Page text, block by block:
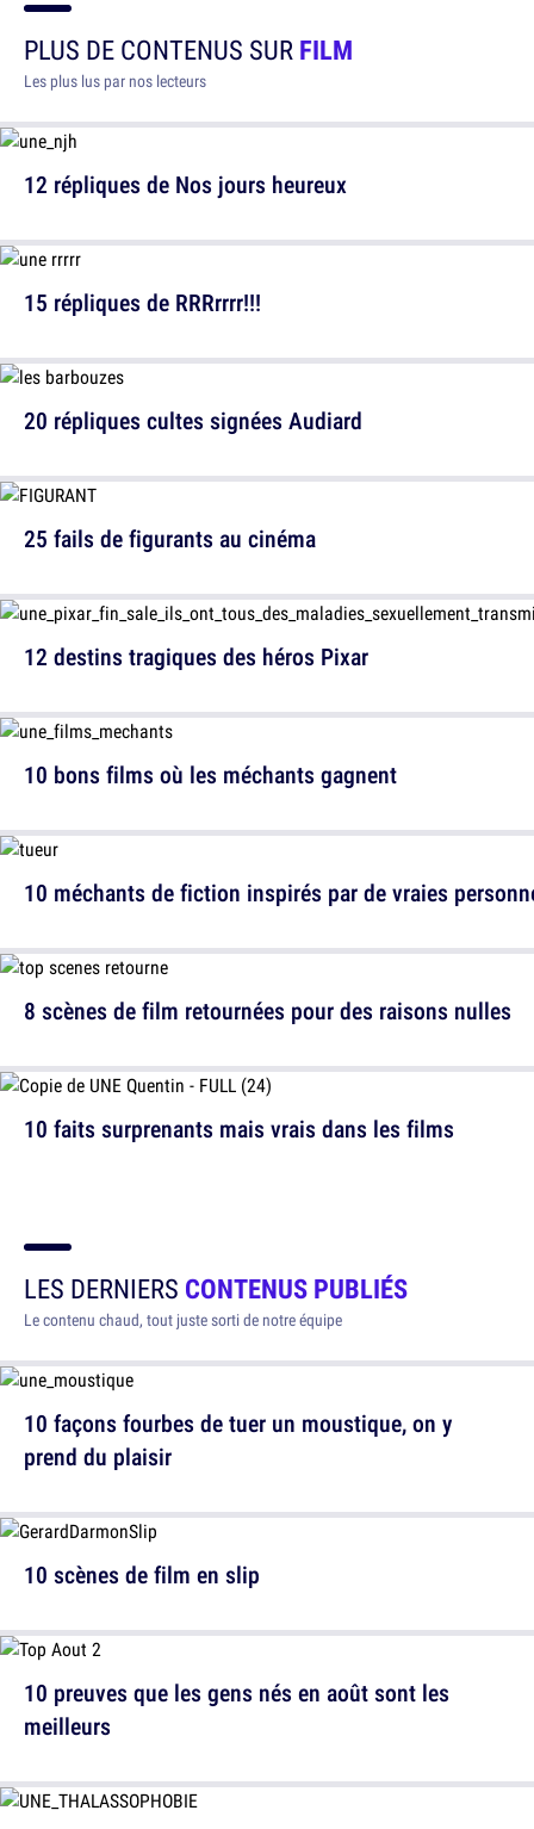
PLUS DE CONTENUS SURFILM
Les plus lus par nos lecteurs
12 répliques de Nos jours heureux
20 répliques cultes signées Audiard
12 destins tragiques des héros Pixar
10 méchants de fiction inspirés par de vraies
10 faits surprenants mais vrais dans les films
15 répliques de RRRrrrr!!!
25 fails de figurants au cinéma
10 bons films où les méchants gagnent
8 scènes de film retournées pour des raisons nulles
LES DERNIERS CONTENUS PUBLIÉS
Le contenu chaud, tout juste sorti de notre équipe
10 façons fourbes de tuer un moustique, on y
prend du plaisir
10 preuves que les gens nés en août sont les
meilleurs
10 scènes de film en slip